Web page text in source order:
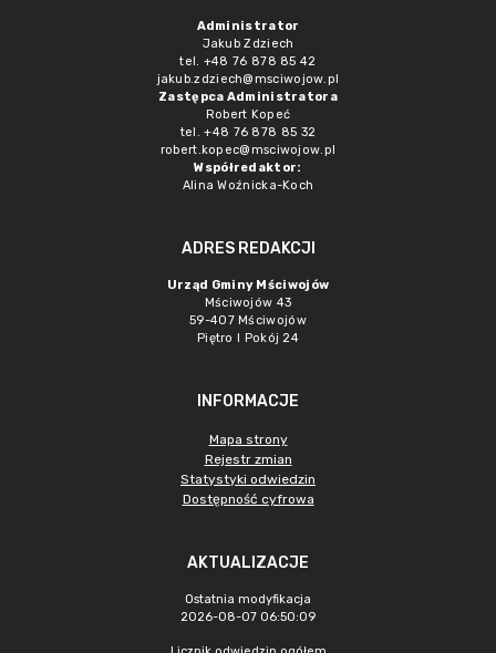
Administrator
Jakub Zdziech
tel. +48 76 878 85 42
jakub.zdziech@msciwojow.pl
Zastępca Administratora
Robert Kopeć
tel. +48 76 878 85 32
robert.kopec@msciwojow.pl
Współredaktor:
Alina Woźnicka-Koch
ADRES REDAKCJI
Urząd Gminy Mściwojów
Mściwojów 43
59-407 Mściwojów
Piętro I Pokój 24
INFORMACJE
Mapa strony
Rejestr zmian
Statystyki odwiedzin
Dostępność cyfrowa
AKTUALIZACJE
Ostatnia modyfikacja
2026-08-07 06:50:09